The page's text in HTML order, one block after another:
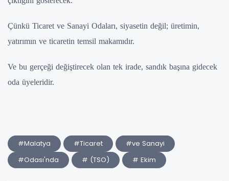
Çünkü Ticaret ve Sanayi Odaları, siyasetin değil; üretimin,
yatırımın ve ticaretin temsil makamıdır.
Ve bu gerçeği değiştirecek olan tek irade, sandık başına gidecek
oda üyeleridir.
#Malatya #Ticaret
#ve Sanayi
#Odası'nda
# (TSO) # Ekim